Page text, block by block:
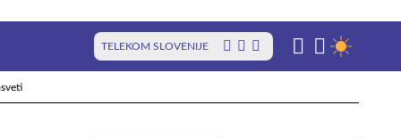
TELEKOM SLOVENIJE